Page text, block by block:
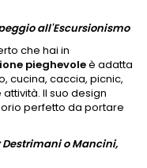
all'Escursionismo
che hai in
pieghevoleè adatta
cucina, caccia, picnic,
Il suo design
perfetto da portare
Destrimani o Mancini,